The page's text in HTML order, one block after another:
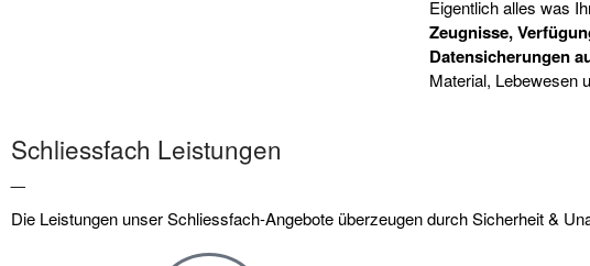
Eigentlich alles was
Zeugnisse,
Datensicherungen
Material, Lebewesen
Schliessfach Leistungen
Die Leistungen unser Schliessfach-Angebote überzeugen durch Sicherheit &